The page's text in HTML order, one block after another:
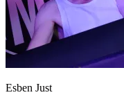
Esben Just